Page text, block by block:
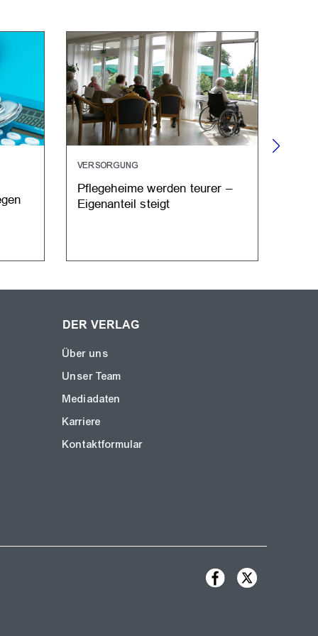
VERSORGUNG
Pflegeheime werden teurer –
Eigenanteil steigt
DER VERLAG
Über uns
Unser Team
Mediadaten
Karriere
Kontaktformular